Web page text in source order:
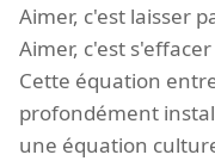
Aimer, c'est laisser
Aimer, c'est
Cette équation
profondément
une équation